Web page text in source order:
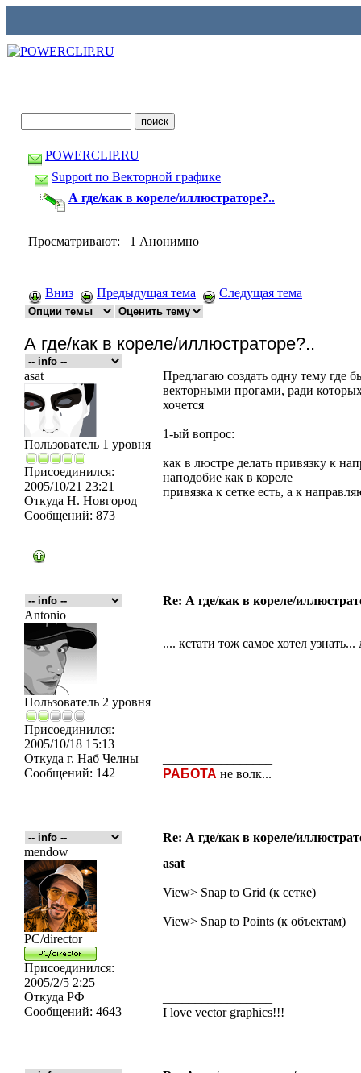
POWERCLIP.RU
Support по Векторной графике
А где/как в кореле/иллюстраторе?..
Просматривают: 1 Анонимно
Вниз Предыдущая тема Следущая тема
А где/как в кореле/иллюстраторе?..
asat
Пользователь 1 уровня
Присоединился:
2005/10/21 23:21
Откуда Н. Новгород
Сообщений: 873
Предлагаю создать одну тему где
векторными прогами, ради
хочется
1-ый вопрос:
как в люстре делать привязку к
наподобие как в кореле
привязка к сетке есть, а к
Re: А где/как в кореле/
Antonio
Пользователь 2 уровня
Присоединился:
2005/10/18 15:13
Откуда г. Наб Челны
Сообщений: 142
.... кстати тож самое хотел
РАБОТА не волк...
Re: А где/как в кореле/
mendow
PC/director
Присоединился:
2005/2/5 2:25
Откуда РФ
Сообщений: 4643
asat
View> Snap to Grid (к сетке)
View> Snap to Points (к объектам)
I love vector graphics!!!